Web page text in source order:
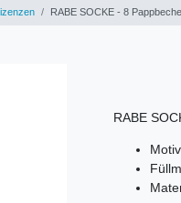
RABE SOCKE - 8
RABE